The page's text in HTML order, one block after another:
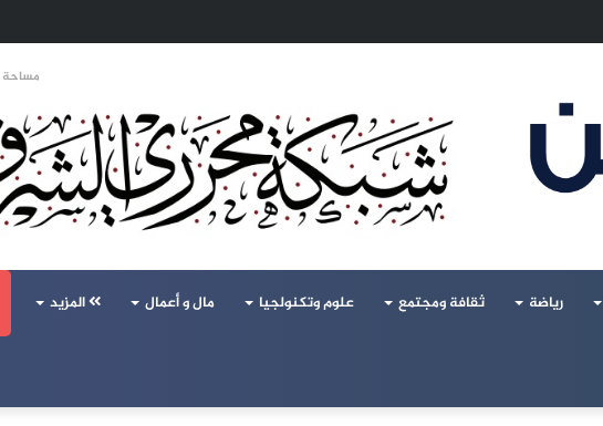
مكة» بقلق.. تحالف تركيا والسعودية وباكستان يفتح أسئلة جديدة حول ميزان القوى الإقليمي
مساحة
رياضة ثقافة ومجتمع علوم وتكنولجيا مال و أعمال المزيد